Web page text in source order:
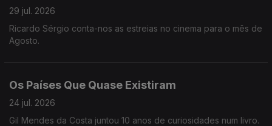
29 jul. 2026
Ricardo Sérgio conta-nos as estreias no cinema para o mês de
Agosto.
Os Países Que Quase Existiram
24 jul. 2026
Gil Mendes da Costa juntou 10 anos de curiosidades num livro.